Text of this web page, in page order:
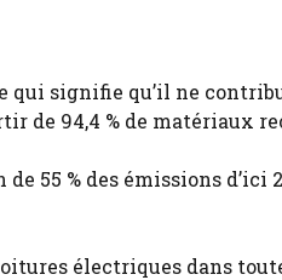
qui signifie qu’il ne
de 94,4 % de matériaux
de 55 % des émissions
électriques dans